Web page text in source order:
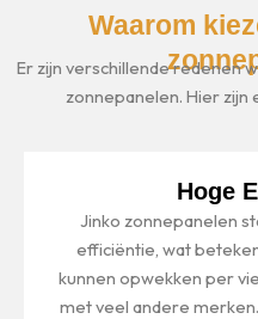
Waarom
Er zijn verschillende redenen
zonnepanelen. Hier zijn
Hoge
Jinko zonnepanelen
efficiëntie, wat
kunnen opwekken per
met veel andere